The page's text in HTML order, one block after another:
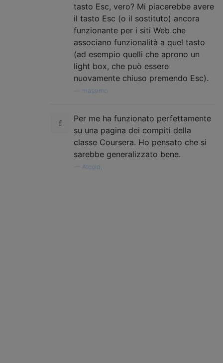
tasto Esc, vero? Mi piacerebbe avere
il tasto Esc (o il sostituto) ancora
funzionante per i siti Web che
associano funzionalità a quel tasto
(ad esempio quelli che aprono un
light box, che può essere
nuovamente chiuso premendo Esc).
massimo
Per me ha funzionato perfettamente
su una pagina dei compiti della
classe Coursera. Ho pensato che si
sarebbe generalizzato bene.
Atcold,